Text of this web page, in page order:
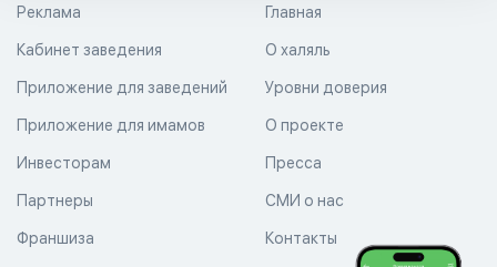
Главная
О халяль
Уровни доверия
Реклама
Кабинет заведения
Приложение для заведений
Приложение для имамов О проекте
Пресса
СМИ о нас
Контакты
Инвесторам
Партнеры
Франшиза